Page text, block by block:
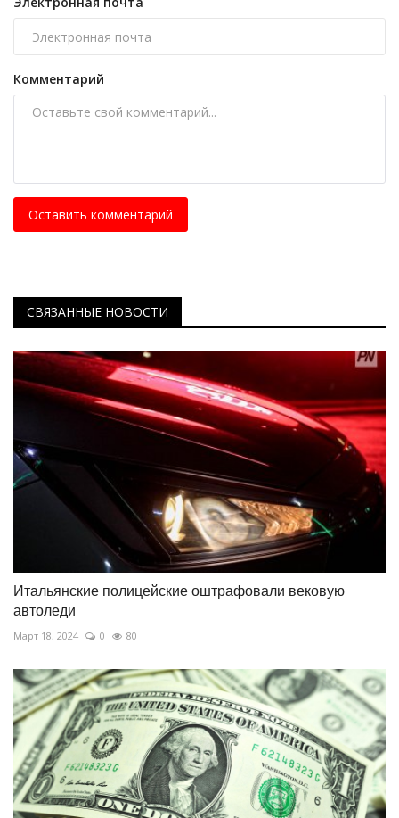
Комментарий
Оставить комментарий
СВЯЗАННЫЕ НОВОСТИ
Итальянские полицейские оштрафовали вековую
автоледи
Март 18, 2024 0 80